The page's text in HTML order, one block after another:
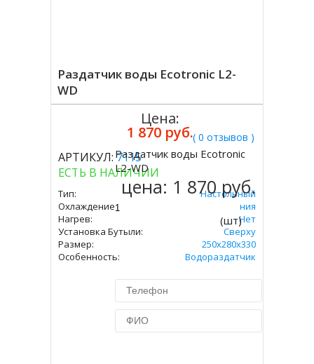
Раздатчик воды Ecotronic L2-
WD
( 0 отзывов )
АРТИКУЛ:7115
ЕСТЬ В НАЛИЧИИ
Тип:
Настольный
Охлаждение:
Без Охлаждения
Нагрев:
Нет
Установка Бутыли:
Сверху
Размер:
250x280x330
Особенность:
Водораздатчик
Цена:
1 870 руб.
Купить
Раздатчик воды Ecotronic
L2-WD
цена: 1 870 руб.
(шт)